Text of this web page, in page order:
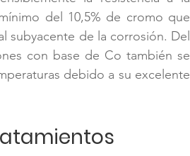
del 10,5% de cromo que
subyacente de la corrosión. Del
con base de Co también se
debido a su excelente